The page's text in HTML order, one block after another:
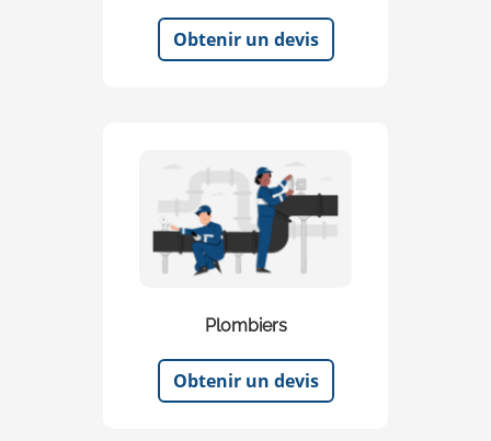
Obtenir un devis
Plombiers
Obtenir un devis